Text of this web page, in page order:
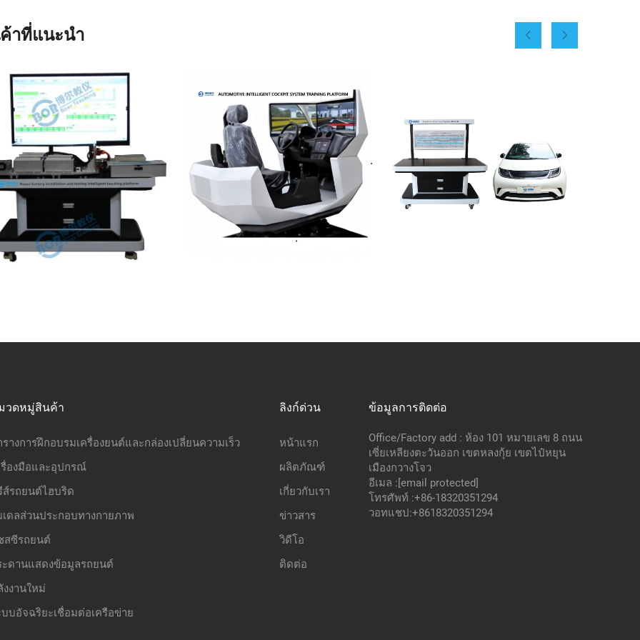
าที่แนะนำ
วดหมู่สินค้า
รางการฝึกอบรมเครื่องยนต์และกล่องเปลี่ยนความเร็ว
รื่องมือและอุปกรณ์
ส์รถยนต์ไฮบริด
เดลส่วนประกอบทางกายภาพ
สซีรถยนต์
ะดานแสดงข้อมูลรถยนต์
งงานใหม่
บบอัจฉริยะเชื่อมต่อเครือข่าย
ลิงก์ด่วน
หน้าแรก
ผลิตภัณฑ์
เกี่ยวกับเรา
ข่าวสาร
วิดีโอ
ติดต่อ
ข้อมูลการติดต่อ
Office/Factory add : ห้อง 101 หมายเลข 8 ถนน
เซี่ยเหลียงตะวันออก เขตหลงกุ้ย เขตไป๋หยุน
เมืองกวางโจว
อีเมล :[email protected]
โทรศัพท์ :+86-18320351294
วอทแชป:+8618320351294